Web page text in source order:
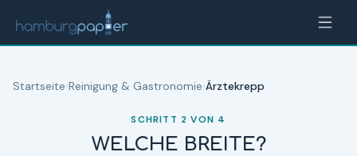
Zum Inhalt springen
Startseite›Reinigung & Gastronomie›Ärztekrepp
SCHRITT 2 VON 4
WELCHE BREITE?